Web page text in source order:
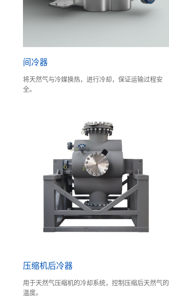
间冷器
将天然气与冷媒换热，进行冷却，保证运输过程安
全。
压缩机后冷器
用于天然气压缩机的冷却系统，控制压缩后天然气的
温度。